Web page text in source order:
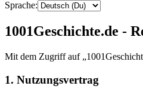
Sprache:
1001Geschichte.de -
Mit dem Zugriff auf
1. Nutzungsvertrag